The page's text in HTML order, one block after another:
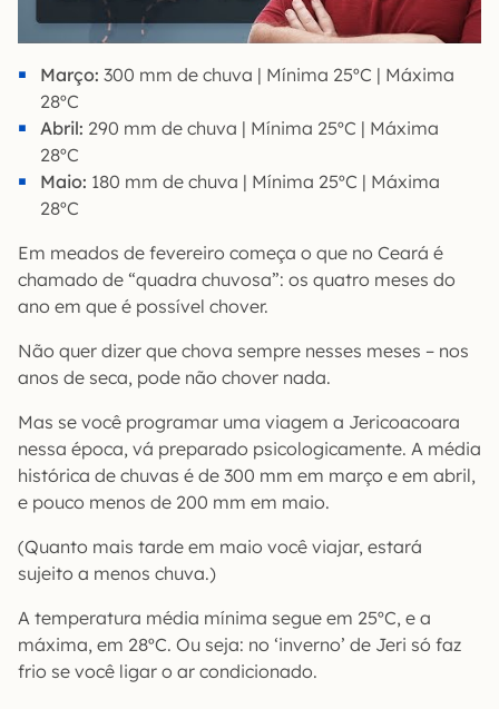
Março: 300 mm de chuva | Mínima 25ºC | Máxima
28ºC
Abril: 290 mm de chuva | Mínima 25ºC | Máxima
28ºC
Maio: 180 mm de chuva | Mínima 25ºC | Máxima
28ºC
Em meados de fevereiro começa o que no Ceará é
chamado de “quadra chuvosa”: os quatro meses do
ano em que é possível chover.
Não quer dizer que chova sempre nesses meses – nos
anos de seca, pode não chover nada.
Mas se você programar uma viagem a Jericoacoara
nessa época, vá preparado psicologicamente. A média
histórica de chuvas é de 300 mm em março e em abril,
e pouco menos de 200 mm em maio.
(Quanto mais tarde em maio você viajar, estará
sujeito a menos chuva.)
A temperatura média mínima segue em 25ºC, e a
máxima, em 28ºC. Ou seja: no ‘inverno’ de Jeri só faz
frio se você ligar o ar condicionado.